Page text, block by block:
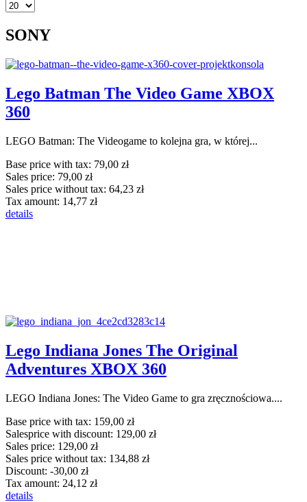
SONY
Lego Batman The Video Game XBOX
360
LEGO Batman: The Videogame to kolejna gra, w której...
Base price with tax: 79,00 zł
Sales price: 79,00 zł
Sales price without tax: 64,23 zł
Tax amount: 14,77 zł
details
Lego Indiana Jones The Original
Adventures XBOX 360
LEGO Indiana Jones: The Video Game to gra zręcznościowa....
Base price with tax: 159,00 zł
Salesprice with discount: 129,00 zł
Sales price: 129,00 zł
Sales price without tax: 134,88 zł
Discount: -30,00 zł
Tax amount: 24,12 zł
details